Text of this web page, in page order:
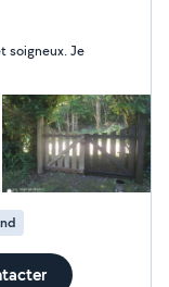
soigneux. Je